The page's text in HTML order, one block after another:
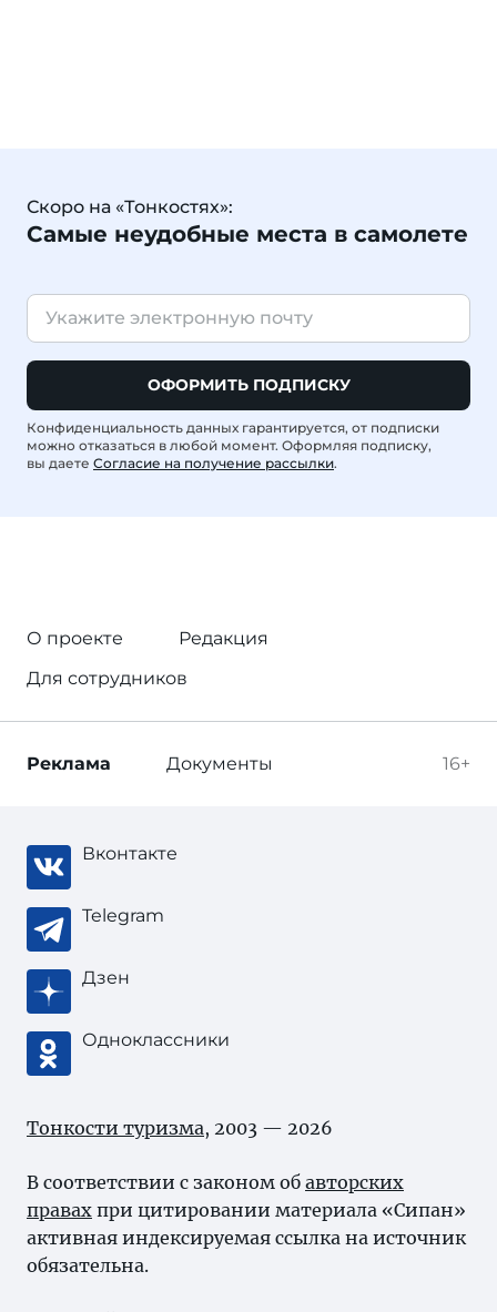
Скоро на «Тонкостях»:
Самые неудобные места в самолете
ОФОРМИТЬ ПОДПИСКУ
Конфиденциальность данных гарантируется, от подписки
можно отказаться в любой момент. Оформляя подписку,
вы даете Согласие на получение рассылки.
О проекте
Редакция
Для сотрудников
16+
Реклама Документы
Вконтакте
Telegram
Дзен
Одноклассники
Тонкости туризма, 2003 — 2026
В соответствии с законом об авторских
правах при цитировании материала «Сипан»
активная индексируемая ссылка на источник
обязательна.